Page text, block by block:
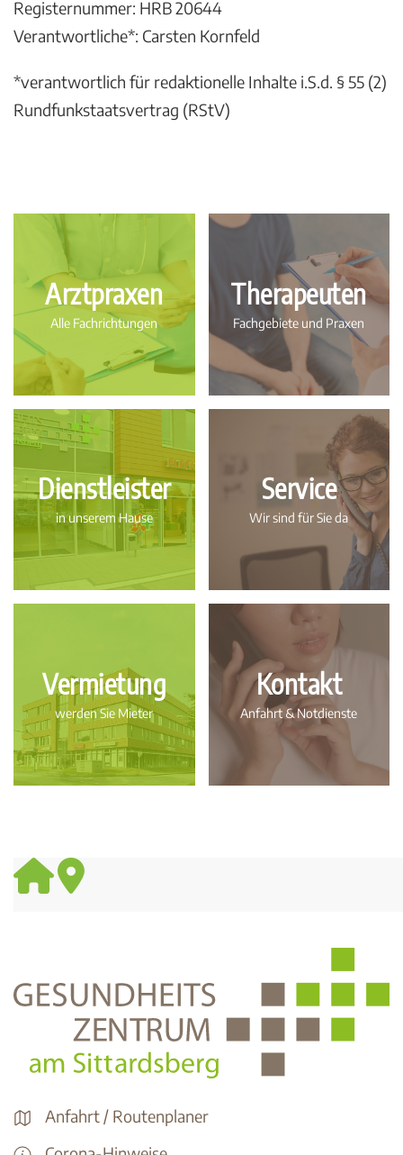
Registernummer: HRB 20644
Verantwortliche*: Carsten Kornfeld
*verantwortlich für redaktionelle Inhalte i.S.d. § 55 (2)
Rundfunkstaatsvertrag (RStV)
Arztpraxen
Alle Fachrichtungen
Therapeuten
Fachgebiete und Praxen
Dienstleister
in unserem Hause
Service
Wir sind für Sie da
Vermietung
werden Sie Mieter
Kontakt
Anfahrt & Notdienste
Anfahrt / Routenplaner